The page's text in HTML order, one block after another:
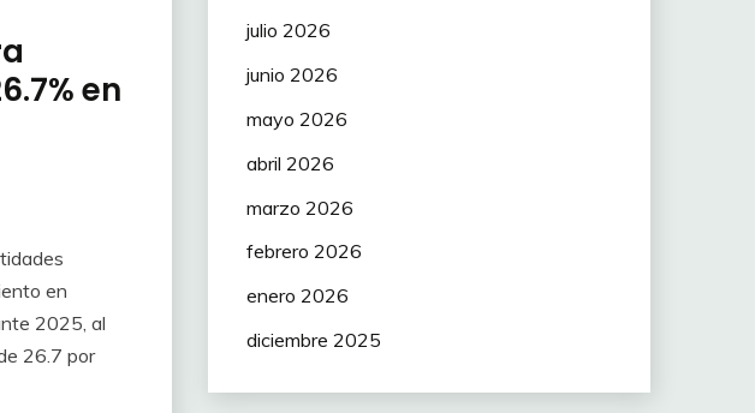
en
en
2025, al
26.7 por
julio 2026
junio 2026
mayo 2026
abril 2026
marzo 2026
febrero 2026
enero 2026
diciembre 2025